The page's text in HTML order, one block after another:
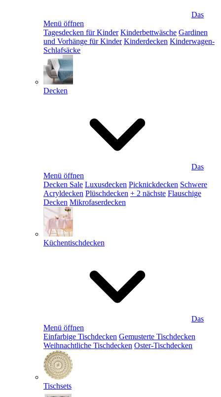
Das
Menü öffnen
Tagesdecken für Kinder Kinderbettwäsche Gardinen
und Vorhänge für Kinder Kinderdecken Kinderwagen-
Schlafsäcke
Decken
Das
Menü öffnen
Decken Sale Luxusdecken Picknickdecken Schwere
Acryldecken Plüschdecken + 2 nächste Flauschige
Decken Mikrofaserdecken
Küchentischdecken
Das
Menü öffnen
Einfarbige Tischdecken Gemusterte Tischdecken
Weihnachtliche Tischdecken Oster-Tischdecken
Tischsets